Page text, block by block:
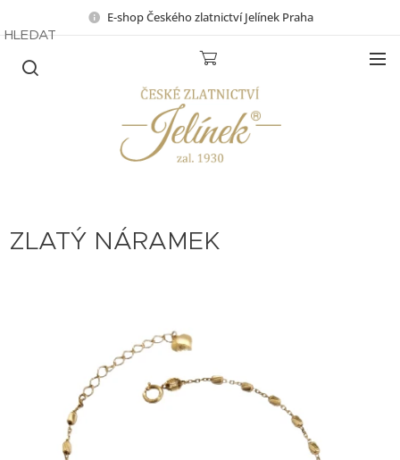
E-shop Českého zlatnictví Jelínek Praha
HLEDAT
ZLATÝ NÁRAMEK